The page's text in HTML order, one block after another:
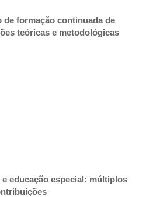
de formação continuada de
teóricas e metodológicas
educação especial: múltiplos